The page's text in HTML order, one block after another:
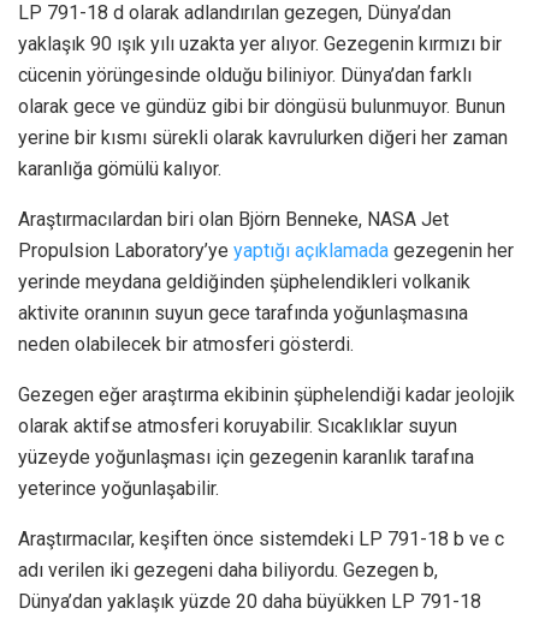
LP 791-18 d olarak adlandırılan gezegen, Dünya’dan
yaklaşık 90 ışık yılı uzakta yer alıyor. Gezegenin kırmızı bir
cücenin yörüngesinde olduğu biliniyor. Dünya’dan farklı
olarak gece ve gündüz gibi bir döngüsü bulunmuyor. Bunun
yerine bir kısmı sürekli olarak kavrulurken diğeri her zaman
karanlığa gömülü kalıyor.
Araştırmacılardan biri olan Björn Benneke, NASA Jet
Propulsion Laboratory’ye yaptığı açıklamada gezegenin her
yerinde meydana geldiğinden şüphelendikleri volkanik
aktivite oranının suyun gece tarafında yoğunlaşmasına
neden olabilecek bir atmosferi gösterdi.
Gezegen eğer araştırma ekibinin şüphelendiği kadar jeolojik
olarak aktifse atmosferi koruyabilir. Sıcaklıklar suyun
yüzeyde yoğunlaşması için gezegenin karanlık tarafına
yeterince yoğunlaşabilir.
Araştırmacılar, keşiften önce sistemdeki LP 791-18 b ve c
adı verilen iki gezegeni daha biliyordu. Gezegen b,
Dünya’dan yaklaşık yüzde 20 daha büyükken LP 791-18